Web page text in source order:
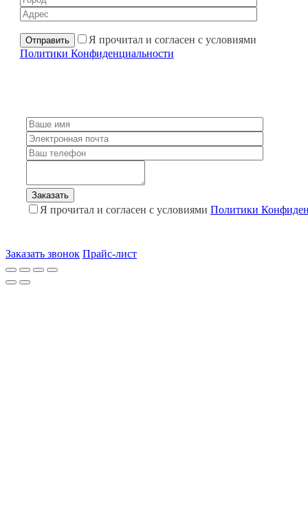
Я прочитал и согласен с условиями
Политики Конфиденциальности
Я прочитал и согласен с условиями Политики
Заказать звонок Прайс-лист